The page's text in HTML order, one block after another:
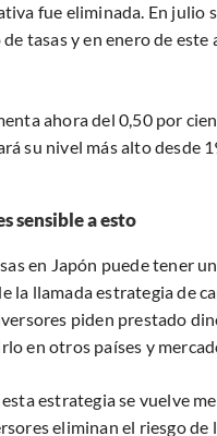
fue eliminada. En julio
tasas y en enero de este
ahora del 0,50 por
su nivel más alto desde
sensible a esto
en Japón puede tener
la llamada estrategia de
piden prestado
en otros países y
estrategia se vuelve
eliminan el riesgo de